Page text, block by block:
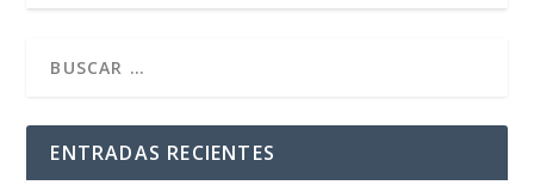
ENTRADAS RECIENTES